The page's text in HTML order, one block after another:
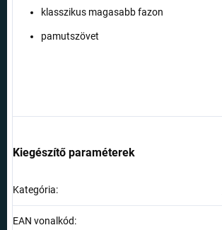
klasszikus magasabb fazon
pamutszövet
Kiegészítő paraméterek
Kategória:
EAN vonalkód: